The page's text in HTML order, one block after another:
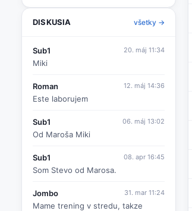
DISKUSIA všetky →
Sub1 20. máj 11:34
Miki
Roman 12. máj 14:36
Este laborujem
Sub1 06. máj 13:02
Od Maroša Miki
Sub1 08. apr 16:45
Som Stevo od Marosa.
Jombo 31. mar 11:24
Mame trening v stredu, takze